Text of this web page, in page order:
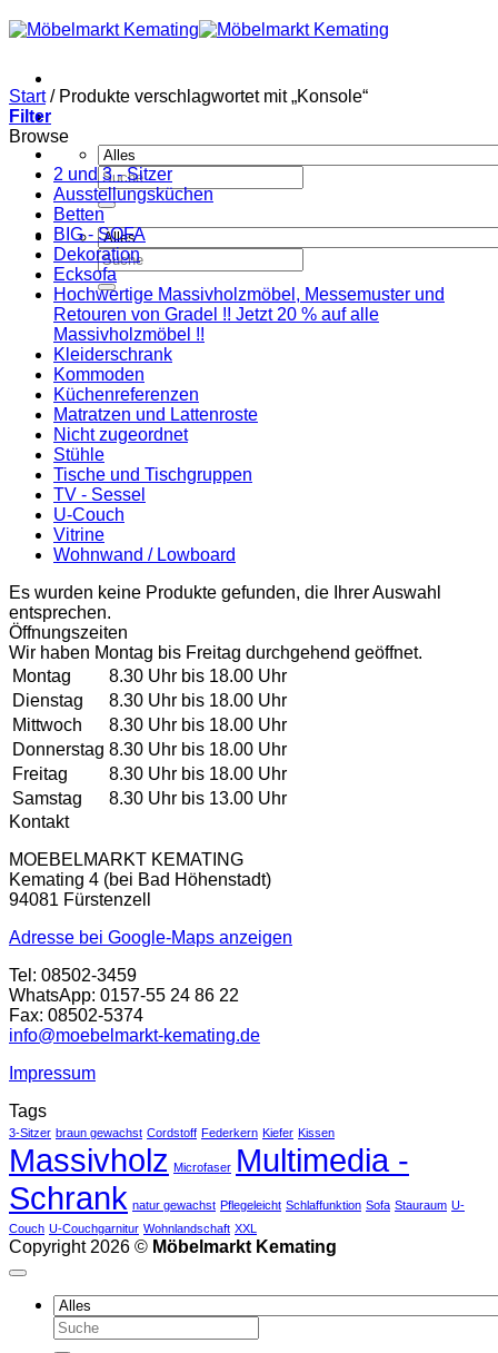
Zum
Inhalt
Suchen
nach:
Suchen
nach:
Start /Produkte verschlagwortet mit „Konsole“
Filter
Browse
2 und 3 - Sitzer
Ausstellungsküchen
Betten
BIG - SOFA
Dekoration
Ecksofa
Hochwertige Massivholzmöbel, Messemuster und
Retouren von Gradel !! Jetzt 20 % auf alle
Massivholzmöbel !!
Kleiderschrank
Kommoden
Küchenreferenzen
Matratzen und Lattenroste
Nicht zugeordnet
Stühle
Tische und Tischgruppen
TV - Sessel
U-Couch
Vitrine
Wohnwand / Lowboard
Es wurden keine Produkte gefunden, die Ihrer Auswahl
entsprechen.
Öffnungszeiten
Wir haben Montag bis Freitag durchgehend geöffnet.
Montag
8.30 Uhr bis 18.00 Uhr
Dienstag
8.30 Uhr bis 18.00 Uhr
Mittwoch
8.30 Uhr bis 18.00 Uhr
Donnerstag 8.30 Uhr bis 18.00 Uhr
Freitag
8.30 Uhr bis 18.00 Uhr
Samstag
8.30 Uhr bis 13.00 Uhr
Kontakt
MOEBELMARKT KEMATING
Kemating 4 (bei Bad Höhenstadt)
94081 Fürstenzell
Adresse bei Google-Maps anzeigen
Tel: 08502-3459
WhatsApp: 0157-55 24 86 22
Fax: 08502-5374
info@moebelmarkt-kemating.de
Impressum
Tags
3-Sitzer braun gewachst Cordstoff Federkern Kiefer Kissen
Massivholz Microfaser Multimedia -
Schrank natur gewachst Pflegeleicht Schlaffunktion Sofa Stauraum U-
Couch U-Couchgarnitur Wohnlandschaft XXL
Copyright 2026 © Möbelmarkt Kemating
Suchen
nach: